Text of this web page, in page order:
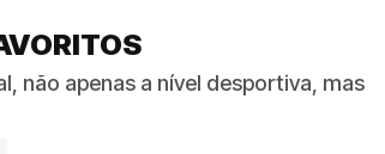
não apenas a nível desportiva, mas